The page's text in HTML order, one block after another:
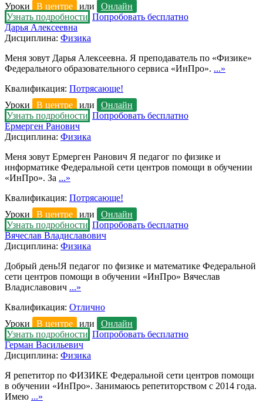
Уроки
В центре или
Онлайн
Узнать подробности Попробовать бесплатно
Дарья Алексеевна
Дисциплина: Физика
Меня зовут Дарья Алексеевна. Я преподаватель по «Физике»
Федерального образовательного сервиса «ИнПро». ...»
Квалификация: Потрясающе!
Уроки
В центре или
Онлайн
Узнать подробности Попробовать бесплатно
Ермерген Ранович
Дисциплина: Физика
Меня зовут Ермерген Ранович Я педагог по физике и
информатике Федеральной сети центров помощи в обучении
«ИнПро». За ...»
Квалификация: Потрясающе!
Уроки
В центре или
Онлайн
Узнать подробности Попробовать бесплатно
Вячеслав Владиславович
Дисциплина: Физика
Добрый день!Я педагог по физике и математике Федеральной
сети центров помощи в обучении «ИнПро» Вячеслав
Владиславович ...»
Квалификация: Отлично
Уроки
В центре или
Онлайн
Узнать подробности Попробовать бесплатно
Герман Васильевич
Дисциплина: Физика
Я репетитор по ФИЗИКЕ Федеральной сети центров помощи
в обучении «ИнПро». Занимаюсь репетиторством с 2014 года.
Имею ...»